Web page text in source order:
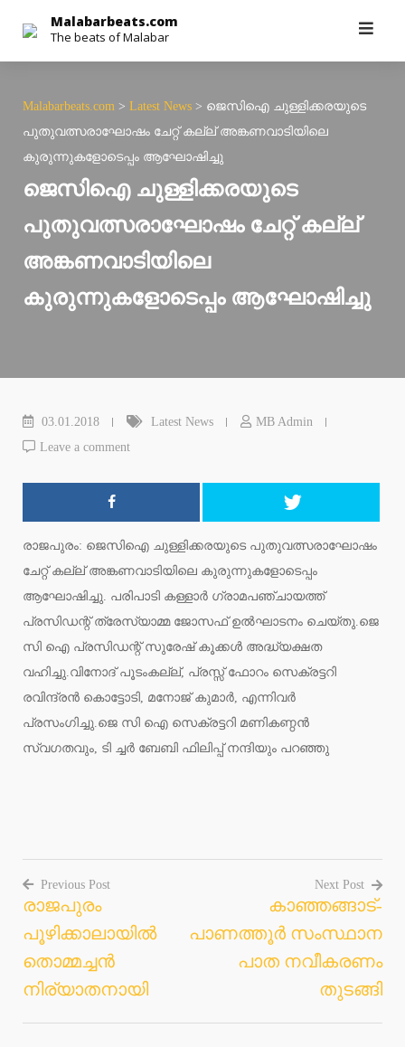
content
Malabarbeats.com
The beats of Malabar
Malabarbeats.com > Latest News > ജെസിഐ ചുള്ളിക്കരയുടെ
പുതുവത്സരാഘോഷം ചേറ്റ് കല്ല് അങ്കണവാടിയിലെ
കുരുന്നുകളോടെപ്പം ആഘോഷിച്ചു
ജെസിഐ ചുള്ളിക്കരയുടെ
പുതുവത്സരാഘോഷം ചേറ്റ് കല്ല്
അങ്കണവാടിയിലെ
കുരുന്നുകളോടെപ്പം ആഘോഷിച്ചു
03.01.2018 Latest News
MB Admin
Leave a comment
രാജപുരം: ജെസിഐ ചുള്ളിക്കരയുടെ പുതുവത്സരാഘോഷം
ചേറ്റ് കല്ല് അങ്കണവാടിയിലെ കുരുന്നുകളോടെപ്പം
ആഘോഷിച്ചു. പരിപാടി കള്ളാര്‍ ഗ്രാമപഞ്ചായത്ത്
പ്രസിഡന്റ് ത്രേസ്യാമ്മ ജോസഫ് ഉല്‍ഘാടനം ചെയ്തു.ജെ
സി ഐ പ്രസിഡന്റ് സുരേഷ് കൂക്കള്‍ അദ്ധ്യക്ഷത
വഹിച്ചു.വിനോദ് പൂടംകല്ല്, പ്രസ്സ് ഫോറം സെക്രട്ടറി
രവിന്ദ്രന്‍ കൊട്ടോടി, മനോജ് കുമാര്‍, എന്നിവര്‍
പ്രസംഗിച്ചു.ജെ സി ഐ സെക്രട്ടറി മണികണ്ഠന്‍
സ്വഗതവും, ടി ച്ചര്‍ ബേബി ഫിലിപ്പ് നന്ദിയും പറഞ്ഞു
Post
navigation
Previous Post
രാജപുരം
പൂഴിക്കാലായില്‍
തൊമ്മച്ചന്‍
നിര്യാതനായി
Next Post
കാഞ്ഞങ്ങാട്-
പാണത്തൂര്‍ സംസ്ഥാന
പാത നവീകരണം
തുടങ്ങി